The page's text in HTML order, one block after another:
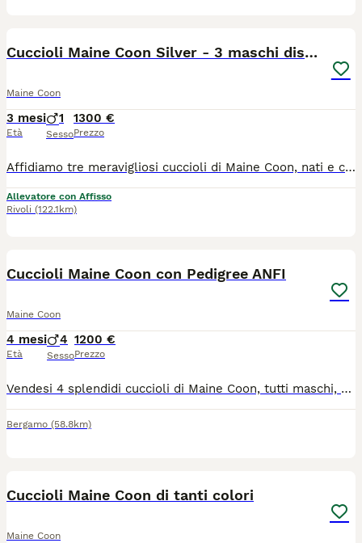
Cuccioli Maine Coon Silver - 3 maschi disponibili
Maine Coon
3 mesi
Età
1
Sesso
1300 €
Prezzo
Affidiamo tre meravigliosi cuccioli di Maine Coon, nati e cresciuti in ambiente domestico. Sono cuccioli sani, testati per le principali patologie genetiche, sverminati e vaccinati. Sono un pezzo di cuore della nostra famiglia e verranno ceduti soltanto a veri amanti degli animali, capaci di garantire loro una vita amorevole e cure attente. Non cerchiamo acquirenti, ma persone disposte ad accogliere un nuovo compagno di vita a quattro zampe e che desiderino tenerci sempre aggiornati sulla loro crescita. Saranno ceduti con libretto sanitario, microchip, pedigree Agi (preceduto da quello dei genitori) e regolare contratto di cessione come animali da compagnia con vincolo di non riproduzione. Per evitare malintesi e tutelare il benessere dei nostri gatti, saremo lieti di rispondere alle vostre domande. Per un primo contatto potete scrivere all'indirizzo email clarence.wings@libero.it Sarà molta apprezzata una vostra breve presentazione. Grazie!
Allevatore con Affisso
Rivoli (122.1km)
Cuccioli Maine Coon con Pedigree ANFI
Maine Coon
4 mesi
Età
4
Sesso
1200 €
Prezzo
Vendesi 4 splendidi cuccioli di Maine Coon, tutti maschi, colore cream smoke. Nati il 10 aprile 2026. I cuccioli sono figli di genitori Maine Coon con pedigree e vengono cresciuti in ambiente familiare, abituati al contatto con le persone e la vita domestica. Vengono ceduti tra il 5 e il 6 mese di età (non prima del 10 settembre 2026) con le seguenti caratteristiche: - castrati - con pedigree - con microchip - sverminati - completamente vaccinati in base all'età - muniti di libretto sanitario Tra le ultime foto possibile visionare i due genitori. Ulteriori fotografie e video sono disponibili su richiesta. Prezzo richiesto: 1200 € (non trattabili) No perditempo, contattare solo se realmente interessati
Bergamo (58.8km)
Cuccioli Maine Coon di tanti colori
Maine Coon